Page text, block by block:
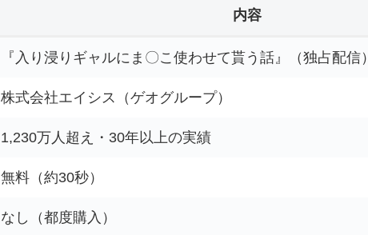
内容
『入り浸りギャルにま〇こ使わせて貰う話』（独占配信）
株式会社エイシス（ゲオグループ）
1,230万人超え・30年以上の実績
無料（約30秒）
なし（都度購入）